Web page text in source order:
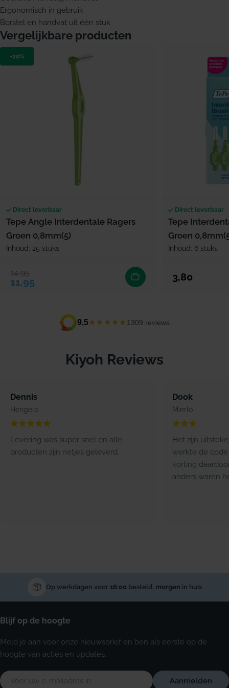
Ergonomisch in gebruik
Borstel en handvat uit één stuk
Vergelijkbare producten
-20%
Direct leverbaar
Tepe Angle Interdentale Ragers
Groen 0,8mm(5)
Inhoud: 25 stuks
Verkoopprijs
11,95
Normale prijs
14,95
Direct leverbaar
Tepe
Groen
Inhoud: 6 stuks
Normale prijs
3,80
9,5★★★★★ 1309 reviews
Kiyoh Reviews
Dennis
Hengelo
Levering was super snel en alle
producten zijn netjes geleverd.
Dook
Mierlo
Het zijn
werkte de code
korting
anders waren
Op werkdagen voor 16:00 besteld, morgen in huis
Blijf op de hoogte
Meld je aan voor onze nieuwsbrief en ben als eerste op de
hoogte van acties en updates.
E-
Aanmelden